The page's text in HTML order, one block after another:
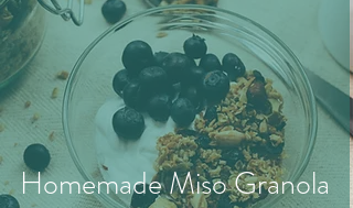
Homemade Miso Granola